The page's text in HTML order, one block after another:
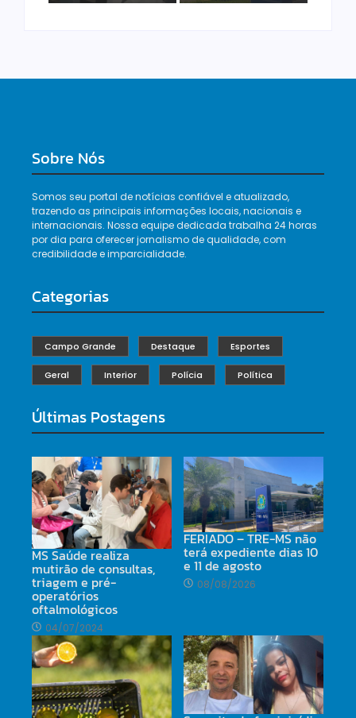
Sobre Nós
Somos seu portal de notícias confiável e atualizado,
trazendo as principais informações locais, nacionais e
internacionais. Nossa equipe dedicada trabalha 24 horas
por dia para oferecer jornalismo de qualidade, com
credibilidade e imparcialidade.
Categorias
Campo Grande Destaque Esportes
Geral Interior Polícia Política
Últimas Postagens
MS Saúde realiza
mutirão de consultas,
triagem e pré-
operatórios
oftalmológicos
04/07/2024
FERIADO – TRE-MS não
terá expediente dias 10
e 11 de agosto
08/08/2026